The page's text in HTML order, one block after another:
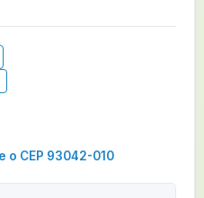
o CEP 93042-010